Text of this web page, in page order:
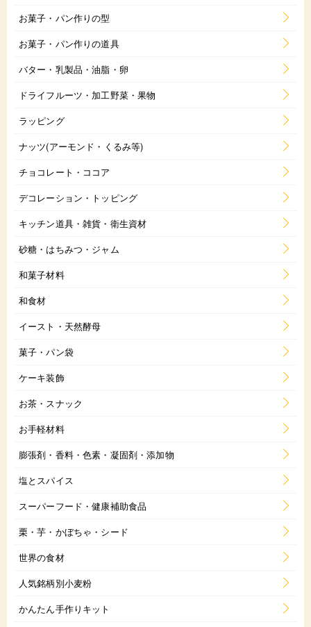
お菓子・パン作りの型
お菓子・パン作りの道具
バター・乳製品・油脂・卵
ドライフルーツ・加工野菜・果物
ラッピング
ナッツ(アーモンド・くるみ等)
チョコレート・ココア
デコレーション・トッピング
キッチン道具・雑貨・衛生資材
砂糖・はちみつ・ジャム
和菓子材料
和食材
イースト・天然酵母
菓子・パン袋
ケーキ装飾
お茶・スナック
お手軽材料
膨張剤・香料・色素・凝固剤・添加物
塩とスパイス
スーパーフード・健康補助食品
栗・芋・かぼちゃ・シード
世界の食材
人気銘柄別小麦粉
かんたん手作りキット